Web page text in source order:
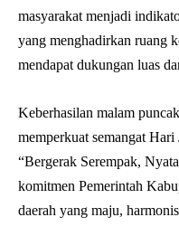
masyarakat menjadi
yang menghadirkan ruang
mendapat dukungan luas
Keberhasilan malam
memperkuat semangat
“Bergerak Serempak,
komitmen Pemerintah
daerah yang maju,